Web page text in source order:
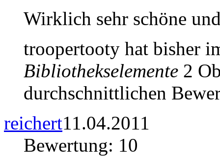
Wirklich sehr schöne
troopertooty hat bisher
Bibliothekselemente 2
durchschnittlichen
reichert11.04.2011
Bewertung: 10